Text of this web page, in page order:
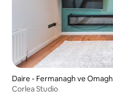
Daire - Fermanagh ve Omagh
Corlea Studio